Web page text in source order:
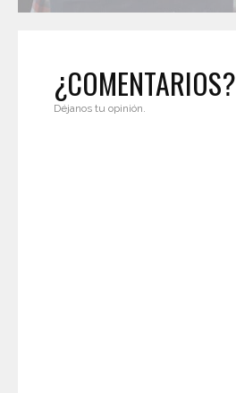
¿COMENTARIOS?
Déjanos tu opinión.